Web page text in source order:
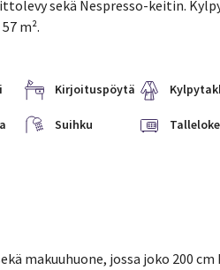
sekä Nespresso-keitin.
m².
Kirjoituspöytä
Suihku
makuuhuone, jossa joko 200 cm